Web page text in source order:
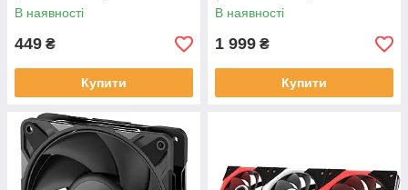
В наявності
449 ₴
Купити
В наявності
1 999 ₴
Купити